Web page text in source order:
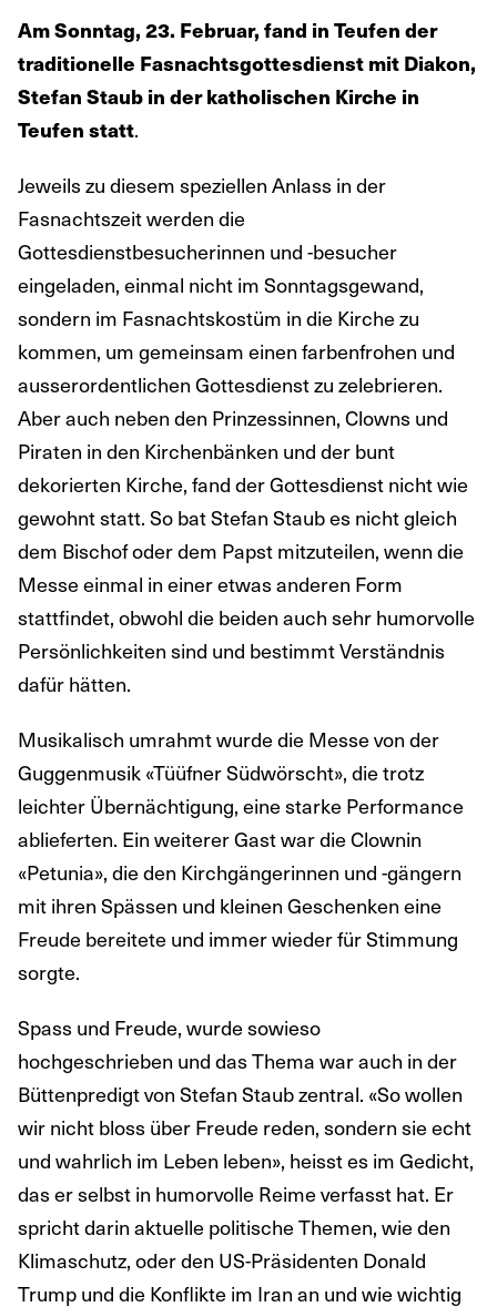
Am Sonntag, 23. Februar, fand in Teufen der
traditionelle Fasnachtsgottesdienst mit Diakon,
Stefan Staub in der katholischen Kirche in
Teufen statt.
Jeweils zu diesem speziellen Anlass in der
Fasnachtszeit werden die
Gottesdienstbesucherinnen und -besucher
eingeladen, einmal nicht im Sonntagsgewand,
sondern im Fasnachtskostüm in die Kirche zu
kommen, um gemeinsam einen farbenfrohen und
ausserordentlichen Gottesdienst zu zelebrieren.
Aber auch neben den Prinzessinnen, Clowns und
Piraten in den Kirchenbänken und der bunt
dekorierten Kirche, fand der Gottesdienst nicht wie
gewohnt statt. So bat Stefan Staub es nicht gleich
dem Bischof oder dem Papst mitzuteilen, wenn die
Messe einmal in einer etwas anderen Form
stattfindet, obwohl die beiden auch sehr humorvolle
Persönlichkeiten sind und bestimmt Verständnis
dafür hätten.
Musikalisch umrahmt wurde die Messe von der
Guggenmusik «Tüüfner Südwörscht», die trotz
leichter Übernächtigung, eine starke Performance
ablieferten. Ein weiterer Gast war die Clownin
«Petunia», die den Kirchgängerinnen und -gängern
mit ihren Spässen und kleinen Geschenken eine
Freude bereitete und immer wieder für Stimmung
sorgte.
Spass und Freude, wurde sowieso
hochgeschrieben und das Thema war auch in der
Büttenpredigt von Stefan Staub zentral. «So wollen
wir nicht bloss über Freude reden, sondern sie echt
und wahrlich im Leben leben», heisst es im Gedicht,
das er selbst in humorvolle Reime verfasst hat. Er
spricht darin aktuelle politische Themen, wie den
Klimaschutz, oder den US-Präsidenten Donald
Trump und die Konflikte im Iran an und wie wichtig